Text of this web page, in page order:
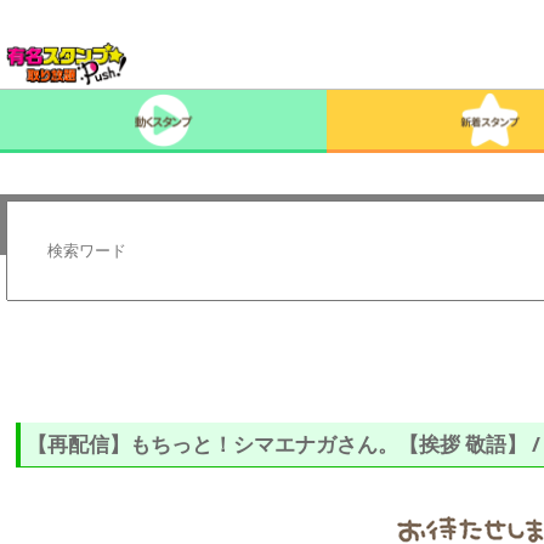
【再配信】もちっと！シマエナガさん。【挨拶 敬語】